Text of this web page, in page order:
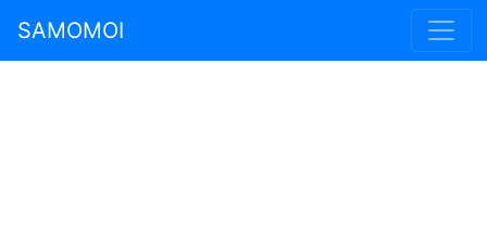
SAMOMOI